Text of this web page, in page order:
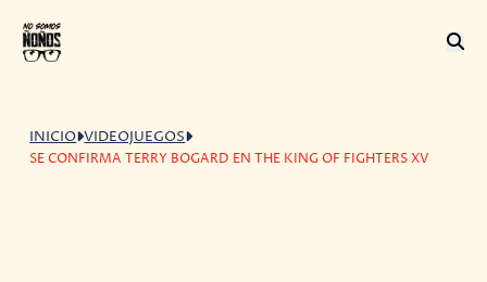
INICIO VIDEOJUEGOS
SE CONFIRMA TERRY BOGARD EN THE KING OF FIGHTERS XV